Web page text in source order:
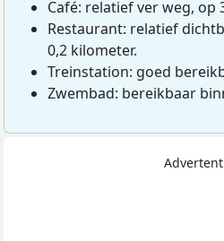
Café: relatief ver weg, op
Restaurant: relatief
0,2 kilometer.
Treinstation: goed
Zwembad: bereikbaar